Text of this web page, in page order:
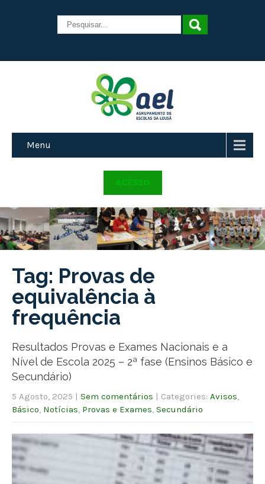
Menu
ACESSO
Tag: Provas de
equivalência à
frequência
Resultados Provas e Exames Nacionais e a
Nível de Escola 2025 – 2ª fase (Ensinos Básico e
Secundário)
5 Agosto, 2025 | Sem comentários | Categories: Avisos
Básico Notícias Provas e Exames Secundário